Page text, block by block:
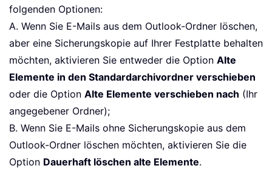
folgenden Optionen:
A. Wenn Sie E-Mails aus dem Outlook-Ordner löschen,
aber eine Sicherungskopie auf Ihrer Festplatte behalten
möchten, aktivieren Sie entweder die Option Alte
Elemente in den Standardarchivordner verschieben
oder die Option Alte Elemente verschieben nach (Ihr
angegebener Ordner);
B. Wenn Sie E-Mails ohne Sicherungskopie aus dem
Outlook-Ordner löschen möchten, aktivieren Sie die
Option Dauerhaft löschen alte Elemente.